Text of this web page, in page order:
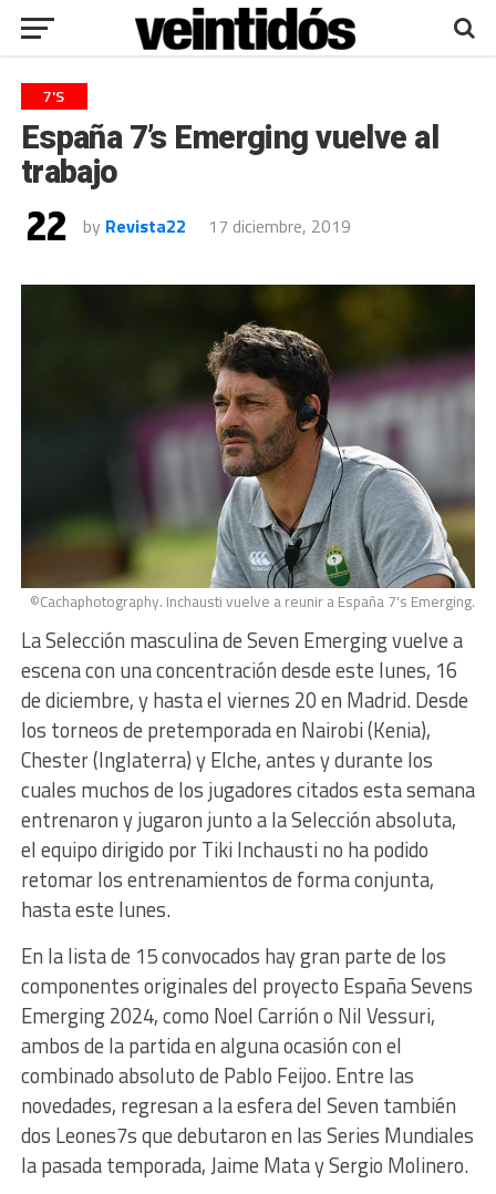
7'S
España 7’s Emerging vuelve al
trabajo
by Revista22 17 diciembre, 2019
©Cachaphotography. Inchausti vuelve a reunir a España 7's Emerging.
La Selección masculina de Seven Emerging vuelve a
escena con una concentración desde este lunes, 16
de diciembre, y hasta el viernes 20 en Madrid. Desde
los torneos de pretemporada en Nairobi (Kenia),
Chester (Inglaterra) y Elche, antes y durante los
cuales muchos de los jugadores citados esta semana
entrenaron y jugaron junto a la Selección absoluta,
el equipo dirigido por Tiki Inchausti no ha podido
retomar los entrenamientos de forma conjunta,
hasta este lunes.
En la lista de 15 convocados hay gran parte de los
componentes originales del proyecto España Sevens
Emerging 2024, como Noel Carrión o Nil Vessuri,
ambos de la partida en alguna ocasión con el
combinado absoluto de Pablo Feijoo. Entre las
novedades, regresan a la esfera del Seven también
dos Leones7s que debutaron en las Series Mundiales
la pasada temporada, Jaime Mata y Sergio Molinero.